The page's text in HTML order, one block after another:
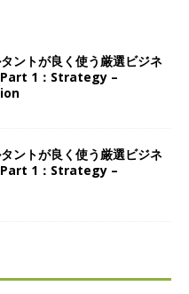
ントが良く使う厳選ビジネ
Part 1：Strategy –
ントが良く使う厳選ビジネ
Part 1：Strategy –